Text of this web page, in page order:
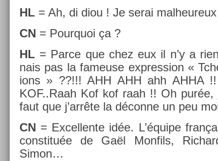
HL = Ah, di diou ! Je serai
CN = Pour­quoi ça ?
HL = Parce que chez eux il n’y a
nais pas la fameuse ex­press­ion «
ions » ??!!! AHH AHH ahh AHHA
KOF..Raah Kof kof raah !! Oh purée,
faut que j’arrête la déconne un peu
CN = Ex­cel­lente idée. L’équipe
con­stituée de Gaël Mon­fils,
Simon…